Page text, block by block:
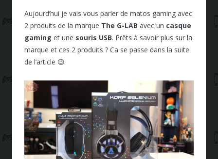
Aujourd’hui je vais vous parler de matos gaming avec
2 produits de la marque The G-LAB avec un casque
gaming et une souris USB. Prêts à savoir plus sur la
marque et ces 2 produits ? Ca se passe dans la suite
de l’article 😉